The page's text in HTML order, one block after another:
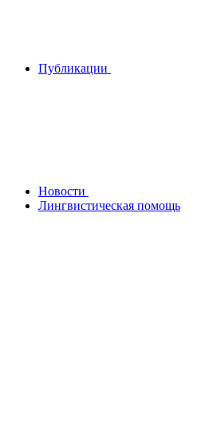
Публикации
Новости
Лингвистическая помощь